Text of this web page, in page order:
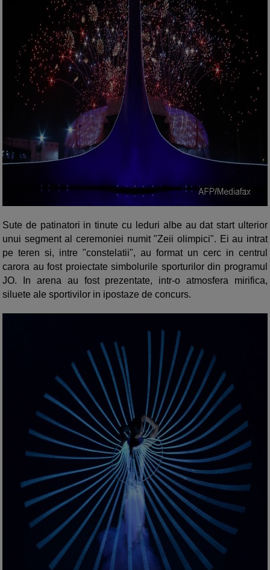
Sute de patinatori in tinute cu leduri albe au dat start ulterior
unui segment al ceremoniei numit "Zeii olimpici". Ei au intrat
pe teren si, intre "constelatii", au format un cerc in centrul
carora au fost proiectate simbolurile sporturilor din programul
JO. In arena au fost prezentate, intr-o atmosfera mirifica,
siluete ale sportivilor in ipostaze de concurs.